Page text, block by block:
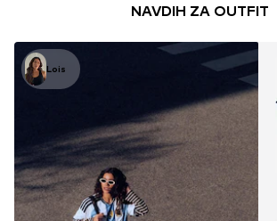
NAVDIH ZA OUTFIT
Lois